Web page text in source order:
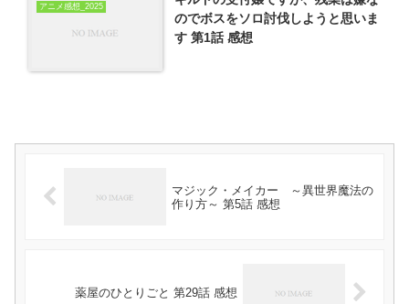
アニメ感想_2025
のでボスをソロ討伐しようと思いま
す 第1話 感想
マジック・メイカー ～異世界魔法の
作り方～ 第5話 感想
薬屋のひとりごと 第29話 感想